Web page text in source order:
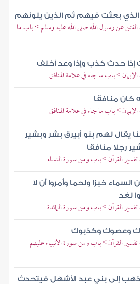
الذي بعثت فيهم ثم الذين يلونهم
عن رسول الله صلى الله عليه وسلم > باب ما
إذا حدث كذب وإذا وعد أخلف
> باب ما جاء في علامة المنافق
كان منافقا
> باب ما جاء في علامة المنافق
يقال لهم بنو أبيرق بشر وبشير
رجلا منافقا
القرآن > باب ومن سورة النساء
السماء خبزا ولحما وأمروا أن لا
لغد
القرآن > باب ومن سورة المائدة
وعصوك وكذبوك
القرآن > باب ومن سورة الأنبياء عليهم
ذهب إلى بني عبد الأشهل فيتحدث